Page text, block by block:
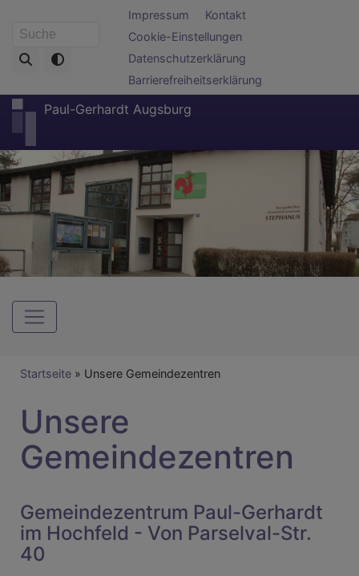
zum
Suche
Fußbereichsmenü
Impressum
Kontakt
Cookie-Einstellungen
Datenschutzerklärung
Barrierefreiheitserklärung
Paul-Gerhardt Augsburg
Hauptnavigation
Breadcrumb
Startseite Unsere Gemeindezentren
Unsere
Gemeindezentren
Gemeindezentrum Paul-Gerhardt
im Hochfeld - Von Parselval-Str.
40